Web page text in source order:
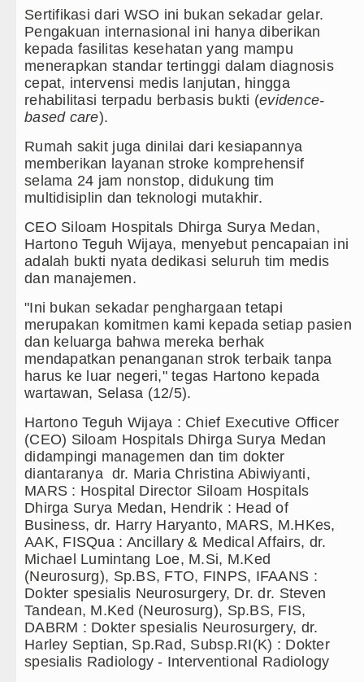
Rico Waas Nonaktifkan Lurah
Sebut LSL Pengidap HIV/AIDS
Arsenal Dibungkam Real Betis
Chelsea Tumbang Ditekuk
AC Milan Hanya Bermain
Bayern Munich vs Aston Villa
LGB Minus T dan Q Sebagai
Era Baru Pengobatan Pasien
Sertifikasi dari WSO ini bukan sekadar gelar.
Pengakuan internasional ini hanya diberikan
kepada fasilitas kesehatan yang mampu
menerapkan standar tertinggi dalam diagnosis
cepat, intervensi medis lanjutan, hingga
rehabilitasi terpadu berbasis bukti (evidence-
based care).
Rumah sakit juga dinilai dari kesiapannya
memberikan layanan stroke komprehensif
selama 24 jam nonstop, didukung tim
multidisiplin dan teknologi mutakhir.
CEO Siloam Hospitals Dhirga Surya Medan,
Hartono Teguh Wijaya, menyebut pencapaian ini
adalah bukti nyata dedikasi seluruh tim medis
dan manajemen.
"Ini bukan sekadar penghargaan tetapi
merupakan komitmen kami kepada setiap pasien
dan keluarga bahwa mereka berhak
mendapatkan penanganan strok terbaik tanpa
harus ke luar negeri," tegas Hartono kepada
wartawan, Selasa (12/5).
Hartono Teguh Wijaya : Chief Executive Officer
(CEO) Siloam Hospitals Dhirga Surya Medan
didampingi managemen dan tim dokter
diantaranya dr. Maria Christina Abiwiyanti,
MARS : Hospital Director Siloam Hospitals
Dhirga Surya Medan, Hendrik : Head of
Business, dr. Harry Haryanto, MARS, M.HKes,
AAK, FISQua : Ancillary & Medical Affairs, dr.
Michael Lumintang Loe, M.Si, M.Ked
(Neurosurg), Sp.BS, FTO, FINPS, IFAANS :
Dokter spesialis Neurosurgery, Dr. dr. Steven
Tandean, M.Ked (Neurosurg), Sp.BS, FIS,
DABRM : Dokter spesialis Neurosurgery, dr.
Harley Septian, Sp.Rad, Subsp.RI(K) : Dokter
spesialis Radiology - Interventional Radiology